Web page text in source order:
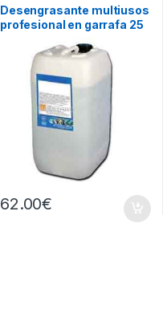
Desengrasante multiusos
profesional en garrafa 25
62.00€